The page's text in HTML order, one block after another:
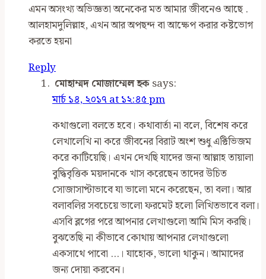
এমন অসংখ্য অভিজ্ঞতা অনেকের মত আমার জীবনেও আছে .
আলহামদুলিল্লাহ, এখন আর অপছন্দ বা আক্ষেপ করার কষ্টভোগ
করতে হয়না
Reply
মোহাম্মদ মোজাম্মেল হকsays:
মার্চ ১৪, ২০১৭ at ১২:৪৫ pm
কথাগুলো বলতে হবে। কথাবার্তা না বলে, বিশেষ করে
লেখালেখি না করে জীবনের বিরাট অংশ শুধু এক্টিভিজম
করে কাটিয়েছি। এখন দেখছি যাদের জন্য আল্লাহ তায়ালা
বুদ্ধিবৃত্তিক ময়দানকে খাস করেছেন তাদের উচিত
সোজাসাপ্টাভাবে যা ভালো মনে করেছেন, তা বলা। আর
বলাবলির সবচেয়ে ভালো ফরমেট হলো লিখিতভাবে বলা।
এসবি ব্লগের পরে আপনার লেখাগুলো আমি মিস করছি।
বুঝতেছি না কীভাবে কোথায় আপনার লেখাগুলো
একসাথে পাবো …। যাহোক, ভালো থাকুন। আমাদের
জন্য দোয়া করবেন।